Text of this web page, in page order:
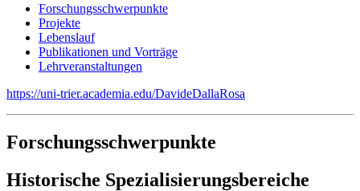
Forschungsschwerpunkte
Projekte
Lebenslauf
Publikationen und Vorträge
Lehrveranstaltungen
https://uni-trier.academia.edu/DavideDallaRosa
Forschungsschwerpunkte
Historische Spezialisierungsbereiche